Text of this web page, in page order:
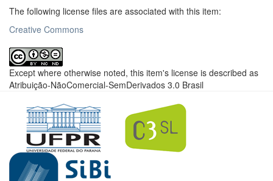
The following license files are associated with this item:
Creative Commons
Except where otherwise noted, this item's license is described as
Atribuição-NãoComercial-SemDerivados 3.0 Brasil